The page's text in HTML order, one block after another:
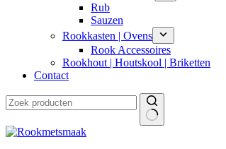
Rub
Sauzen
Rookkasten | Ovens
Rook Accessoires
Rookhout | Houtskool | Briketten
Contact